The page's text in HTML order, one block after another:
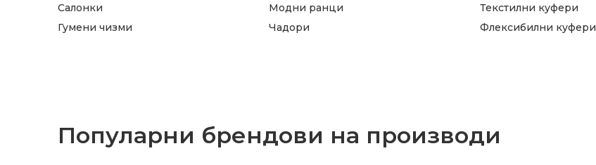
Салонки
Гумени чизми
Модни ранци
Чадори
Текстилни куфери
Флексибилни куфери
Популарни брендови на производи